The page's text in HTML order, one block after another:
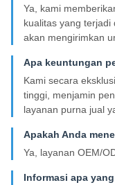
Ya, kami
kualitas yang
akan mengirimkan
Apa keuntungan
Kami secara
tinggi, menjamin
layanan purna jual
Apakah Anda
Ya, layanan OEM/
Informasi apa